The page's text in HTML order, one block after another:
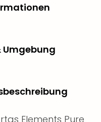
Umgebung
Elements Pure